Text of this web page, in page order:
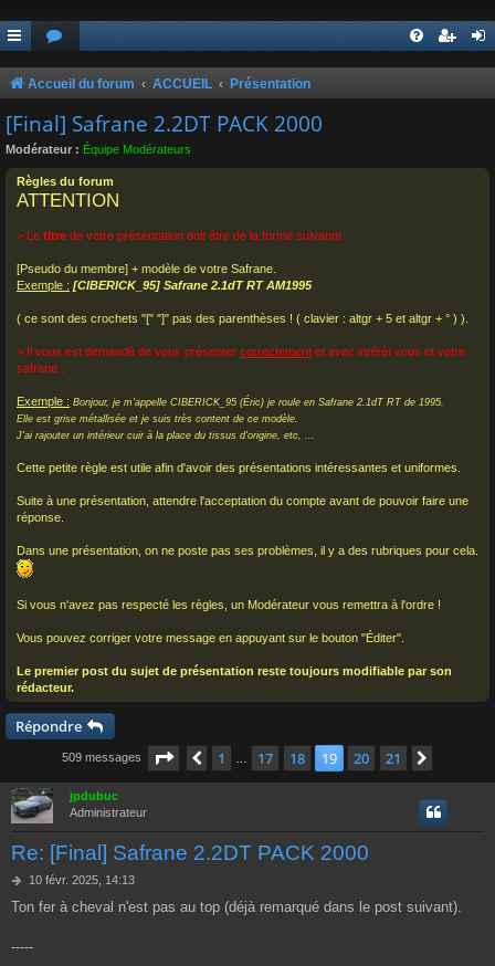
Accueil du forum ACCUEIL Présentation
[Final] Safrane 2.2DT PACK 2000
Modérateur : Équipe Modérateurs
Règles du forum
ATTENTION
> Le titre de votre présentation doit être de la forme suivante :
[Pseudo du membre] + modèle de votre Safrane.
Exemple : [CIBERICK_95] Safrane 2.1dT RT AM1995
( ce sont des crochets "[" "]" pas des parenthèses ! ( clavier : altgr + 5 et altgr + ° ) ).
> Il vous est demandé de vous présenter correctement et avec intérêt vous et votre
safrane :
Exemple : Bonjour, je m'appelle CIBERICK_95 (Éric) je roule en Safrane 2.1dT RT de 1995.
Elle est grise métallisée et je suis très content de ce modèle.
J'ai rajouter un intérieur cuir à la place du tissus d'origine, etc, ...
Cette petite règle est utile afin d'avoir des présentations intéressantes et uniformes.
Suite à une présentation, attendre l'acceptation du compte avant de pouvoir faire une
réponse.
Dans une présentation, on ne poste pas ses problèmes, il y a des rubriques pour cela.
Si vous n'avez pas respecté les règles, un Modérateur vous remettra à l'ordre !
Vous pouvez corriger votre message en appuyant sur le bouton "Éditer".
Le premier post du sujet de présentation reste toujours modifiable par son
rédacteur.
Répondre
509 messages Page 19 sur 21
Précédent
1 17 18 19 20 21
jpdubuc
Administrateur
Re: [Final] Safrane 2.2DT PACK 2000
M
s
a
10 févr. 2025, 14:13
Ton fer à cheval n'est pas au top (déjà remarqué dans le post suivant).
-----